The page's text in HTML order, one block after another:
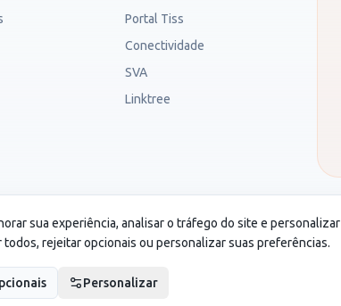
Portal Tiss
Conectividade
SVA
Linktree
é um cartão de desconto e não é um
sua experiência, analisar o tráfego do site e personalizar
rejeitar opcionais ou personalizar suas preferências.
Personalizar